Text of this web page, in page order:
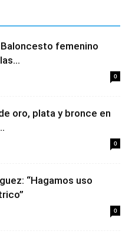
Baloncesto femenino
0
oro, plata y bronce en
0
“Hagamos uso
0